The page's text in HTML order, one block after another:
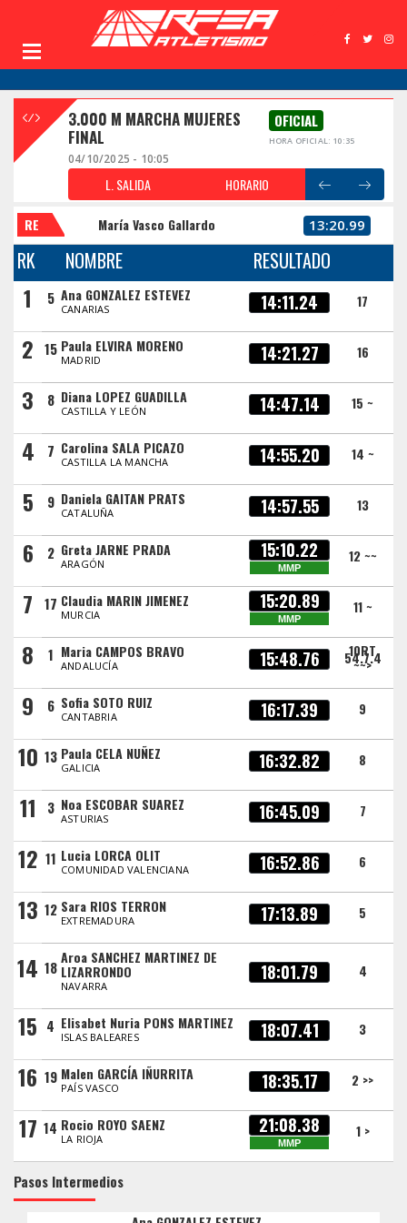
3.000 M MARCHA MUJERES
FINAL
OFICIAL
HORA OFICIAL: 10:35
04/10/2025 - 10:05
L. SALIDA HORARIO
RE María Vasco Gallardo 13:20.99
RK NOMBRE RESULTADO
1 5 Ana GONZALEZ ESTEVEZ
CANARIAS 14:11.24 17
2 15 Paula ELVIRA MORENO
MADRID 14:21.27 16
3 8 Diana LOPEZ GUADILLA
CASTILLA Y LEÓN 14:47.14 15 ~
4 7 Carolina SALA PICAZO
CASTILLA LA MANCHA 14:55.20 14 ~
5 9 Daniela GAITAN PRATS
CATALUÑA 14:57.55 13
6 2 Greta JARNE PRADA
ARAGÓN
15:10.22
MMP
12 ~~
7 17 Claudia MARIN JIMENEZ
MURCIA
15:20.89
MMP
11 ~
8 1 Maria CAMPOS BRAVO
ANDALUCÍA 15:48.76 10RT
54.7.4
~~>
9 6 Sofia SOTO RUIZ
CANTABRIA 16:17.39 9
10 13 Paula CELA NUÑEZ
GALICIA 16:32.82 8
11 3 Noa ESCOBAR SUAREZ
ASTURIAS 16:45.09 7
12 11 Lucia LORCA OLIT
COMUNIDAD VALENCIANA 16:52.86 6
13 12 Sara RIOS TERRON
EXTREMADURA 17:13.89 5
14 18
Aroa SANCHEZ MARTINEZ DE
LIZARRONDO
NAVARRA
18:01.79 4
15 4 Elisabet Nuria PONS MARTINEZ
ISLAS BALEARES 18:07.41 3
16 19 Malen GARCÍA IÑURRITA
PAÍS VASCO 18:35.17 2 >>
17 14 Rocio ROYO SAENZ
LA RIOJA
21:08.38
MMP
1 >
Pasos Intermedios